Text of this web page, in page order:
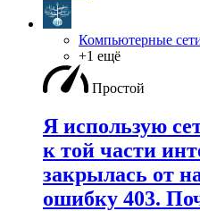
Компьютерные
+1 ещё
Простой
Я использую
к той части
закрылась от
ошибку 403.